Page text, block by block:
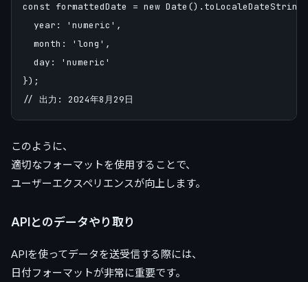
const formattedDate = new
  year: 'numeric',
  month: 'long',
  day: 'numeric'
});
このように、
適切なフォーマットを使用することで、
ユーザーエクスペリエンスが向上します。
APIとのデータやり取り
APIを使ってデータを送受信する際には、
日付フォーマットが非常に重要です。